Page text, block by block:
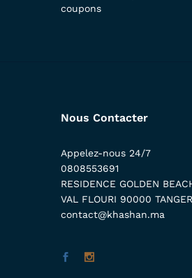
coupons
Nous Contacter
Appelez-nous 24/7
0808553691
RESIDENCE GOLDEN
VAL FLOURI 90000 TANGER
contact@khashan.ma